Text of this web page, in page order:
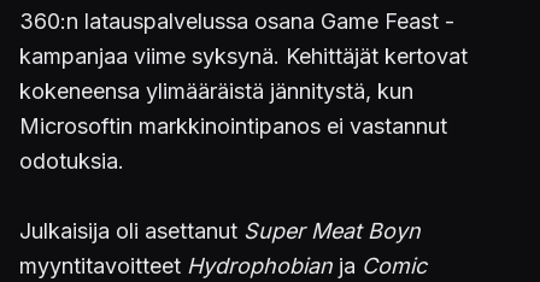
360:n latauspalvelussa osana Game Feast -
kampanjaa viime syksynä. Kehittäjät kertovat
kokeneensa ylimääräistä jännitystä, kun
Microsoftin markkinointipanos ei vastannut
odotuksia.
Julkaisija oli asettanut Super Meat Boyn
myyntitavoitteet Hydrophobian ja Comic